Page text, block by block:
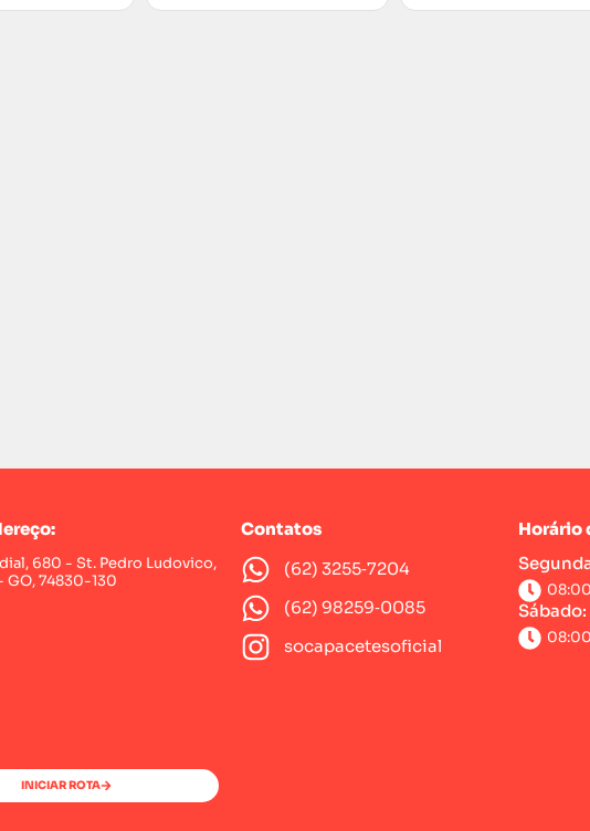
680 - St. Pedro Ludovico,
GO, 74830-130
INICIAR ROTA
Contatos
(62) 3255‑7204‬
(62) 98259‑0085‬
socapacetesoficial
Horário
Sábado: